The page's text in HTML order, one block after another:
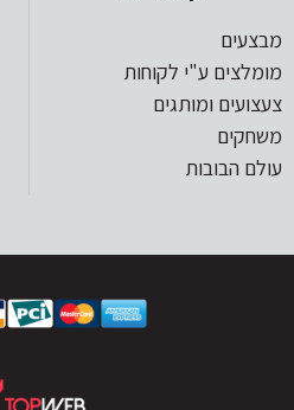
מבצעים
מומלצים ע"י לקוחות
צעצועים ומותגים
משחקים
עולם הבובות